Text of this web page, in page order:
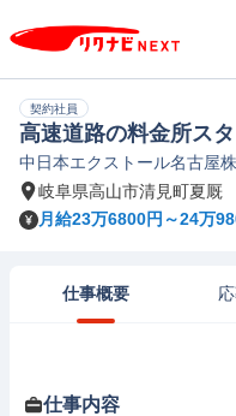
契約社員
高速道路の料金所ス
中日本エクストール名古屋
岐阜県高山市清見町夏厩
月給23万6800円～24万
仕事概要
仕事内容